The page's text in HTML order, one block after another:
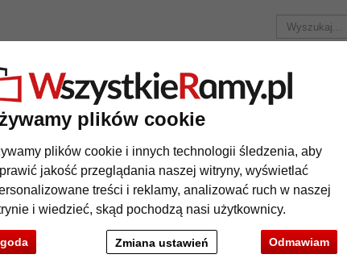
plików cookie
plików cookie i innych technologii śledzenia, aby
jakość przeglądania naszej witryny, wyświetlać
treści i reklamy, analizować ruch w naszej
i wiedzieć, skąd pochodzą nasi użytkownicy.
Odmawiam
Zmiana ustawień
Ramy do obrazów na wymiar Passe-partout
Tylko 25,95 złza wysyłkę.
Aluminowe ramy do obrazów Javier na wymiar
ramy do obrazów Javier na
kolor: